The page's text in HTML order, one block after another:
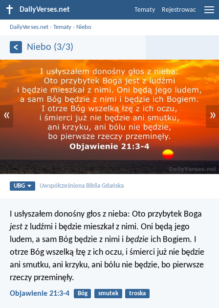
DailyVerses.net Tematy Rejestrowac
DailyVerses.net ›Tematy › Niebo
Niebo (3/3)
« »
UBG Uwspółcześniona Biblia Gdańska
I usłyszałem donośny głos z nieba: Oto przybytek Boga
jest z ludźmi i będzie mieszkał z nimi. Oni będą jego
ludem, a sam Bóg będzie z nimi i będzie ich Bogiem. I
otrze Bóg wszelką łzę z ich oczu, i śmierci już nie będzie
ani smutku, ani krzyku, ani bólu nie będzie, bo pierwsze
rzeczy przeminęły.
Objawienie 21:3-4 Bóg smutek troska